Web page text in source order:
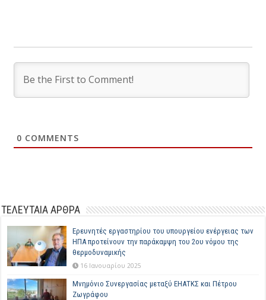
0 COMMENTS
ΤΕΛΕΥΤΑΙΑ ΑΡΘΡΑ
Ερευνητές εργαστηρίου του υπουργείου ενέργειας των
ΗΠΑ προτείνουν την παράκαμψη του 2ου νόμου της
θερμοδυναμικής
16 Ιανουαρίου 2025
Μνημόνιο Συνεργασίας μεταξύ ΕΗΑΤΚΣ και Πέτρου
Ζωγράφου